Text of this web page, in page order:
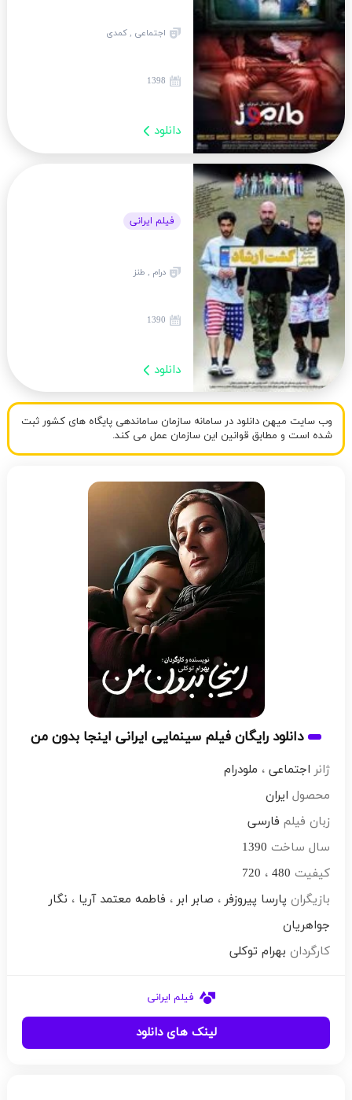
اجتماعی , کمدی
1398
دانلود
فیلم ایرانی
درام , طنز
1390
دانلود
وب سایت میهن دانلود در سامانه سازمان ساماندهی پایگاه های کشور ثبت
شده است و مطابق قوانین این سازمان عمل می کند.
دانلود رایگان فیلم سینمایی ایرانی اینجا بدون من
ژانر اجتماعی ، ملودرام
محصول ایران
زبان فیلم فارسی
سال ساخت 1390
کیفیت 480 ، 720
بازیگران پارسا پیروزفر ، صابر ابر ، فاطمه معتمد آریا ، نگار
جواهریان
کارگردان بهرام توکلی
فیلم ایرانی
لینک های دانلود